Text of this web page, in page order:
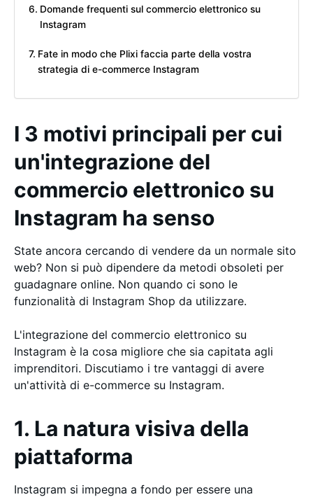
Domande frequenti sul commercio elettronico su
Instagram
Fate in modo che Plixi faccia parte della vostra
strategia di e-commerce Instagram
I 3 motivi principali per cui
un'integrazione del
commercio elettronico su
Instagram ha senso
State ancora cercando di vendere da un normale sito
web? Non si può dipendere da metodi obsoleti per
guadagnare online. Non quando ci sono le
funzionalità di Instagram Shop da utilizzare.
L'integrazione del commercio elettronico su
Instagram è la cosa migliore che sia capitata agli
imprenditori. Discutiamo i tre vantaggi di avere
un'attività di e-commerce su Instagram.
1. La natura visiva della
piattaforma
Instagram si impegna a fondo per essere una